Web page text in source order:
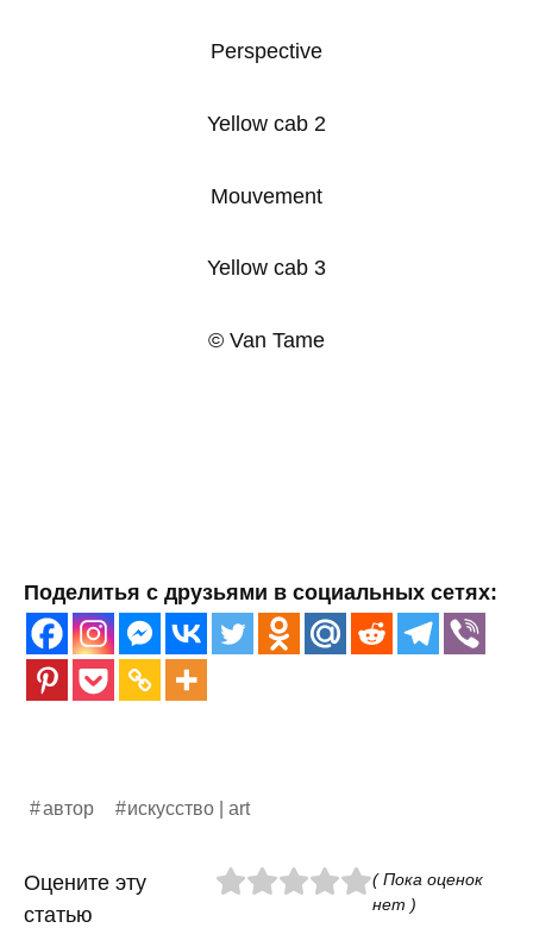
Perspective
Yellow cab 2
Mouvement
Yellow cab 3
© Van Tame
Поделитья с друзьями в социальных сетях:
автор искусство | art
Оцените эту
статью
( Пока оценок
нет )